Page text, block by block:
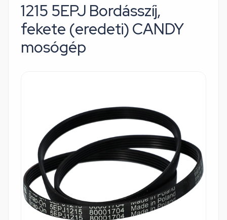
1215 5EPJ Bordásszíj,
fekete (eredeti) CANDY
mosógép